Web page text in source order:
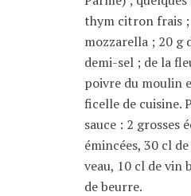
thym citron frais ;
mozzarella ; 20 g
demi-sel ; de la
poivre du moulin
ficelle de cuisine.
sauce : 2 grosses
émincées, 30 cl
veau, 10 cl de vin
de beurre.